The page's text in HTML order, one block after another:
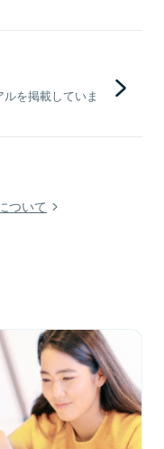
を掲載していま
ついて